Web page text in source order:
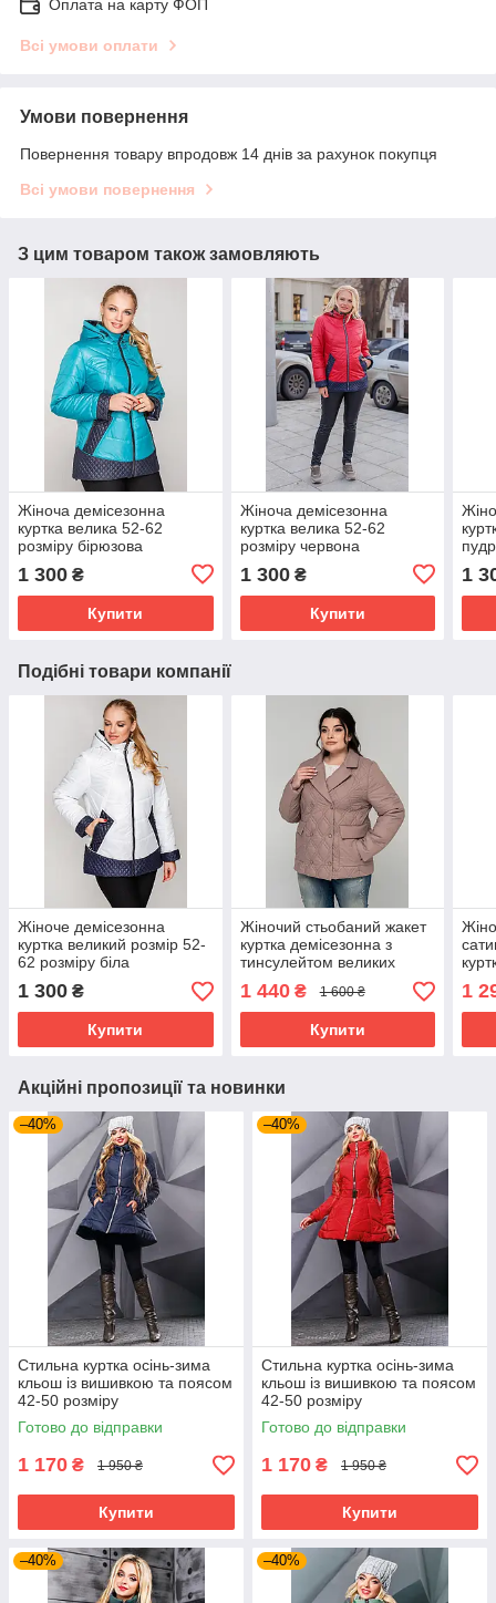
Оплата на карту ФОП
Всі умови оплати
Умови повернення
Повернення товару впродовж 14 днів за рахунок покупця
Всі умови повернення
З цим товаром також замовляють
Жіноча демісезонна
куртка велика 52-62
розміру бірюзова
1 300 ₴
Купити
Жіноча демісезонна
куртка велика 52-62
розміру червона
1 300₴
Купити
1
Подібні товари компанії
Жіноче демісезонна
куртка великий розмір 52-
62 розміру біла
1 300 ₴
Купити
Жіночий стьобаний жакет
куртка демісезонна з
тинсулейтом великих
розмірів 48-56 капучино
1 440₴ 1 600 ₴
Купити
1
Акційні пропозиції та новинки
–40%
Стильна куртка осінь-зима
кльош із вишивкою та поясом
42-50 розміру
Готово до відправки
1 170 ₴ 1 950 ₴
Купити
–40%
Стильна куртка осінь-зима
кльош із вишивкою та поясом
42-50 розміру
Готово до відправки
1 170 ₴ 1 950 ₴
Купити
–40% –40%